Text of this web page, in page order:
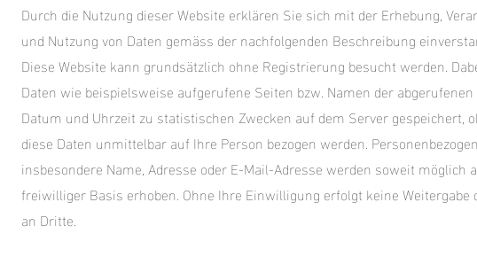
Durch die Nutzung dieser Website erklären Sie sich mit der Erhebung,
und Nutzung von Daten gemäss der nachfolgenden Beschreibung
Diese Website kann grundsätzlich ohne Registrierung besucht werden.
Daten wie beispielsweise aufgerufene Seiten bzw. Namen der abgerufenen
Datum und Uhrzeit zu statistischen Zwecken auf dem Server gespeichert,
diese Daten unmittelbar auf Ihre Person bezogen werden.
insbesondere Name, Adresse oder E-Mail-Adresse werden soweit möglich
freiwilliger Basis erhoben. Ohne Ihre Einwilligung erfolgt keine Weitergabe
an Dritte.